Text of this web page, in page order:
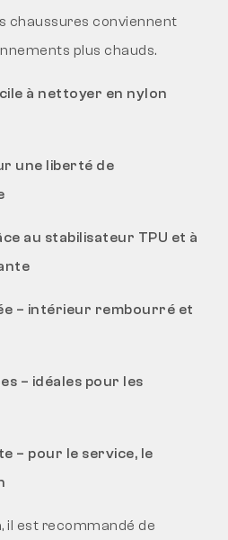
chaussures conviennent
plus chauds.
à nettoyer en nylon
une liberté de
au stabilisateur TPU et à
– intérieur rembourré et
– idéales pour les
– pour le service, le
il est recommandé de